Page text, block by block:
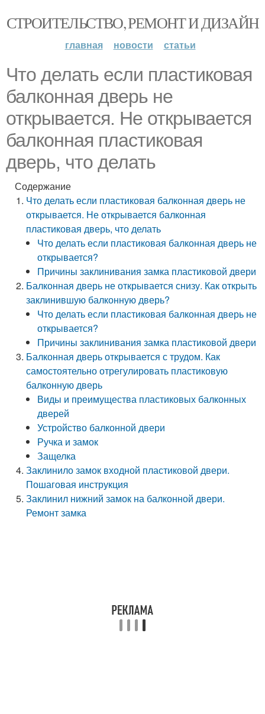
СТРОИТЕЛЬСТВО, РЕМОНТ И ДИЗАЙН
главная новости статьи
Что делать если пластиковая
балконная дверь не
открывается. Не открывается
балконная пластиковая
дверь, что делать
Содержание
Что делать если пластиковая балконная дверь не
открывается. Не открывается балконная
пластиковая дверь, что делать
Что делать если пластиковая балконная дверь не
открывается?
Причины заклинивания замка пластиковой двери
Балконная дверь не открывается снизу. Как открыть
заклинившую балконную дверь?
Что делать если пластиковая балконная дверь не
открывается?
Причины заклинивания замка пластиковой двери
Балконная дверь открывается с трудом. Как
самостоятельно отрегулировать пластиковую
балконную дверь
Виды и преимущества пластиковых балконных
дверей
Устройство балконной двери
Ручка и замок
Защелка
Заклинило замок входной пластиковой двери.
Пошаговая инструкция
Заклинил нижний замок на балконной двери.
Ремонт замка